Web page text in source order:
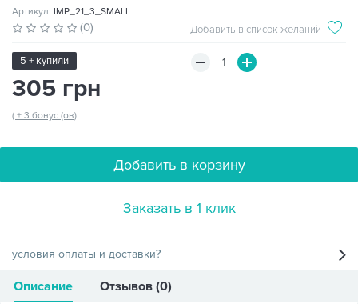
Артикул: IMP_21_3_SMALL
(0) Добавить в список желаний
5 + купили
305 грн
( + 3 бонус (ов)
Добавить в корзину
Заказать в 1 клик
условия оплаты и доставки?
Описание Отзывов (0)